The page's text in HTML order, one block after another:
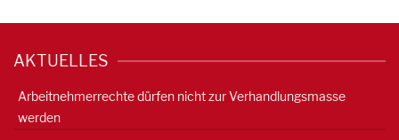
AKTUELLES
Arbeitnehmerrechte dürfen nicht zur Verhandlungsmasse
werden